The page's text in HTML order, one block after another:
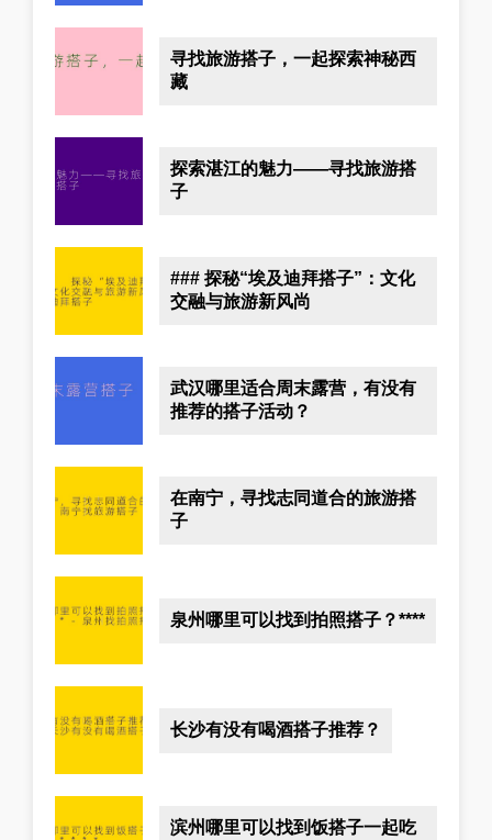
寻找旅游搭子，一起探索神秘西
藏
探索湛江的魅力——寻找旅游搭
子
### 探秘“埃及迪拜搭子”：文化
交融与旅游新风尚
武汉哪里适合周末露营，有没有
推荐的搭子活动？
在南宁，寻找志同道合的旅游搭
子
泉州哪里可以找到拍照搭子？****
长沙有没有喝酒搭子推荐？
滨州哪里可以找到饭搭子一起吃